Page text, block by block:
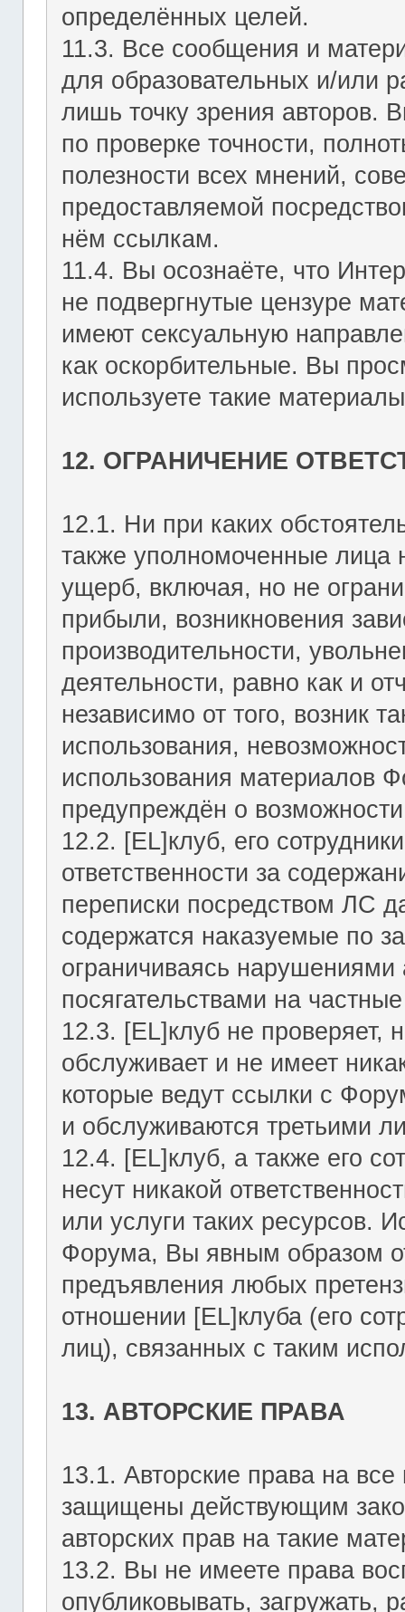
определённых целей.
11.3. Все сообщения и
для образовательных и/или
лишь точку зрения авторов.
по проверке точности,
полезности всех мнений,
предоставляемой
нём ссылкам.
11.4. Вы осознаёте, что
не подвергнутые цензуре
имеют сексуальную
как оскорбительные. Вы
используете такие
12. ОГРАНИЧЕНИЕ
12.1. Ни при каких
также уполномоченные лица
ущерб, включая, но не
прибыли, возникновения
производительности,
деятельности, равно как и
независимо от того, возник
использования,
использования материалов
предупреждён о
12.2. [EL]клуб, его
ответственности за
переписки посредством ЛС
содержатся наказуемые по
ограничиваясь
посягательствами на
12.3. [EL]клуб не проверяет,
обслуживает и не имеет
которые ведут ссылки с
и обслуживаются третьими
12.4. [EL]клуб, а также его
несут никакой
или услуги таких ресурсов.
Форума, Вы явным образом
предъявления любых
отношении [EL]клуба (его
лиц), связанных с таким
13. АВТОРСКИЕ ПРАВА
13.1. Авторские права на
защищены действующим
авторских прав на такие
13.2. Вы не имеете права
опубликовывать, загружать,